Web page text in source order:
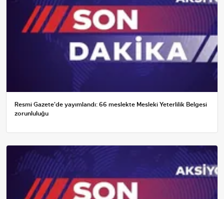
Resmi Gazete'de yayımlandı: 66 meslekte Mesleki Yeterlilik Belgesi
zorunluluğu